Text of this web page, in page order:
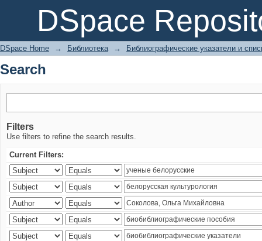
DSpace
Search
DSpace Home → Библиотека → Библиографические указатели и
Search
Filters
Use filters to refine the search results.
Current Filters: